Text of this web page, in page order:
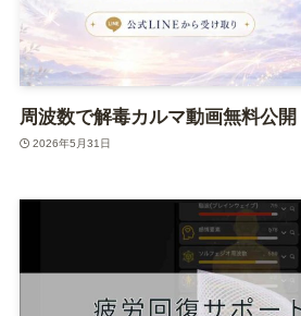
周波数で解毒カルマ動画無料公開
2026年5月31日